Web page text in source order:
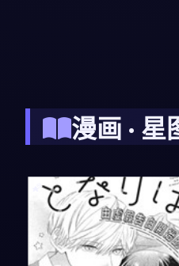
漫画 · 星